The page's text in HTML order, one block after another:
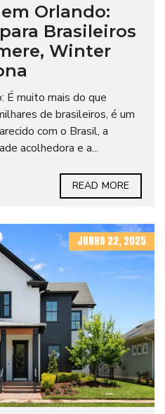
Orlando:
Brasileiros
Winter
É muito mais do que
de brasileiros, é um
com o Brasil, a
acolhedora e a...
READ MORE
JUNHO 22, 2025